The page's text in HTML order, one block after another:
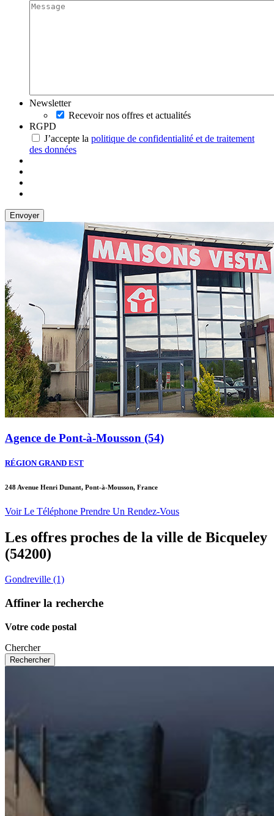
Newsletter
Recevoir nos offres et actualités
RGPD
J’accepte la politique de confidentialité et de traitement
des données
Agence de Pont-à-Mousson (54)
RÉGION GRAND EST
248 Avenue Henri Dunant, Pont-à-Mousson, France
Voir Le Téléphone Prendre Un Rendez-Vous
Les offres proches de la ville de Bicqueley
(54200)
Gondreville (1)
Affiner la recherche
Votre code postal
Chercher